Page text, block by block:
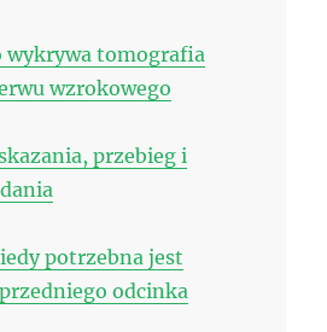
wykrywa tomografia
wzrokowego
przebieg i
potrzebna jest
odcinka